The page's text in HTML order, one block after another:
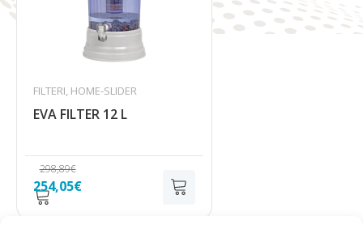
298,89€
Izvorna
cijena
254,05€Trenutna
FILTERI, HOME-SLIDER
EVA FILTER 12 L